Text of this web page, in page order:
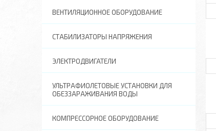
ВЕНТИЛЯЦИОННОЕ ОБОРУДОВАНИЕ
СТАБИЛИЗАТОРЫ НАПРЯЖЕНИЯ
ЭЛЕКТРОДВИГАТЕЛИ
УЛЬТРАФИОЛЕТОВЫЕ УСТАНОВКИ ДЛЯ
ОБЕЗЗАРАЖИВАНИЯ ВОДЫ
КОМПРЕССОРНОЕ ОБОРУДОВАНИЕ